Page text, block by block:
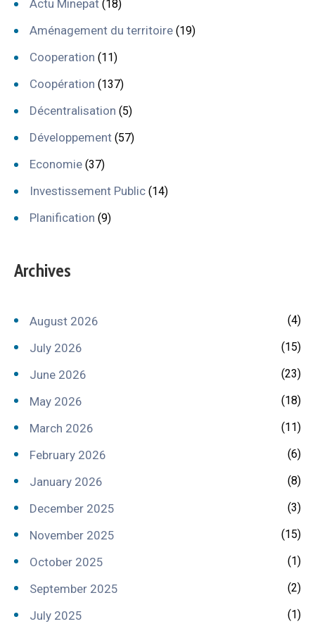
Actu Minepat (18)
Aménagement du territoire (19)
Cooperation (11)
Coopération (137)
Décentralisation (5)
Développement (57)
Economie (37)
Investissement Public (14)
Planification (9)
Archives
August 2026 (4)
July 2026 (15)
June 2026 (23)
May 2026 (18)
March 2026 (11)
February 2026 (6)
January 2026 (8)
December 2025 (3)
November 2025 (15)
October 2025 (1)
September 2025 (2)
July 2025 (1)